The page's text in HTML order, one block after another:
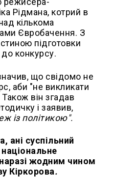
Рідмана, котрий в
кількома
Євробачення. З
підготовки
до конкурсу.
що свідомо не
аби "не викликати
він згадав
і заявив,
із політикою".
ані суспільний
жодним чином
Кіркорова.